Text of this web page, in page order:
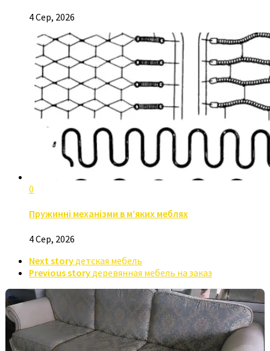
4 Сер, 2026
0
Пружинні механізми в м’яких меблях
4 Сер, 2026
Next story детская мебель
Previous story деревянная мебель на заказ